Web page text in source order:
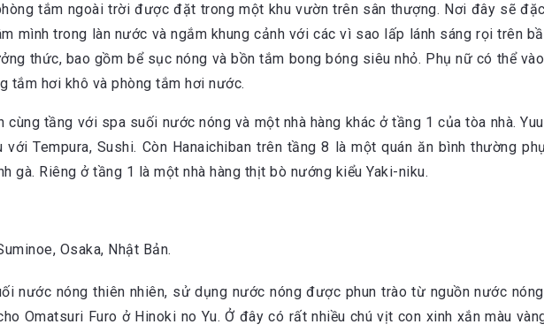
tắm ngoài trời được đặt trong một khu vườn trên sân thượng. Nơi đây sẽ
mình trong làn nước và ngắm khung cảnh với các vì sao lấp lánh sáng rọi trên
thức, bao gồm bể sục nóng và bồn tắm bong bóng siêu nhỏ. Phụ nữ có thể
tắm hơi khô và phòng tắm hơi nước.
cùng tầng với spa suối nước nóng và một nhà hàng khác ở tầng 1 của tòa nhà.
với Tempura, Sushi. Còn Hanaichiban trên tầng 8 là một quán ăn bình thường
gà. Riêng ở tầng 1 là một nhà hàng thịt bò nướng kiểu Yaki-niku.
Osaka, Nhật Bản.
nước nóng thiên nhiên, sử dụng nước nóng được phun trào từ nguồn nước
Omatsuri Furo ở Hinoki no Yu. Ở đây có rất nhiều chú vịt con xinh xắn màu